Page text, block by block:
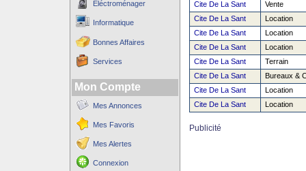
Eléctroménager
Informatique
Bonnes Affaires
Services
Mon Compte
Mes Annonces
Mes Favoris
Mes Alertes
Connexion
Cite De La Sant
Vente
Cite De La Sant
Location
Cite De La Sant
Location
Cite De La Sant
Location
Cite De La Sant
Terrain
Cite De La Sant
Bureaux &
Cite De La Sant
Location
Cite De La Sant
Location
Publicité